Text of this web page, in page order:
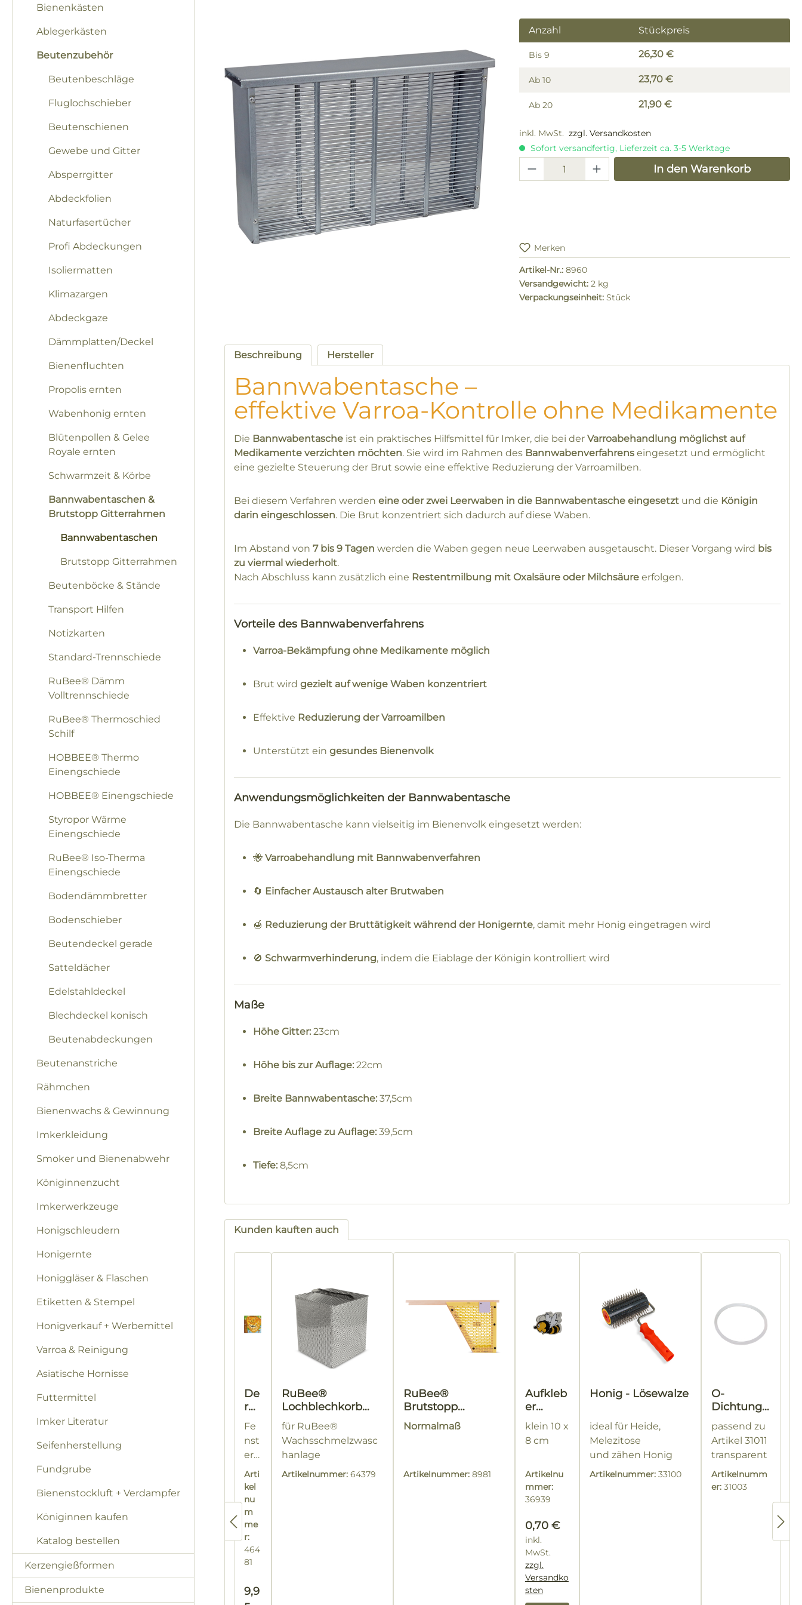
Bienenkästen
Ablegerkästen
Beutenzubehör
Beutenbeschläge
Fluglochschieber
Beutenschienen
Gewebe und Gitter
Absperrgitter
Abdeckfolien
Naturfasertücher
Profi Abdeckungen
Isoliermatten
Klimazargen
Abdeckgaze
Dämmplatten/Deckel
Bienenfluchten
Propolis ernten
Wabenhonig ernten
Blütenpollen & Gelee
Royale ernten
Schwarmzeit & Körbe
Bannwabentaschen &
Brutstopp Gitterrahmen
Bannwabentaschen
Brutstopp Gitterrahmen
Beutenböcke & Stände
Transport Hilfen
Notizkarten
Standard-Trennschiede
RuBee® Dämm
Volltrennschiede
RuBee® Thermoschied
Schilf
HOBBEE® Thermo
Einengschiede
HOBBEE® Einengschiede
Styropor Wärme
Einengschiede
RuBee® Iso-Therma
Einengschiede
Bodendämmbretter
Bodenschieber
Beutendeckel gerade
Satteldächer
Edelstahldeckel
Blechdeckel konisch
Beutenabdeckungen
Beutenanstriche
Rähmchen
Bienenwachs & Gewinnung
Imkerkleidung
Smoker und Bienenabwehr
Königinnenzucht
Imkerwerkzeuge
Honigschleudern
Honigernte
Honiggläser & Flaschen
Etiketten & Stempel
Honigverkauf + Werbemittel
Varroa & Reinigung
Asiatische Hornisse
Futtermittel
Imker Literatur
Seifenherstellung
Fundgrube
Bienenstockluft + Verdampfer
Königinnen kaufen
Katalog bestellen
Kerzengießformen
Bienenprodukte
Anzahl Stückpreis
Bis 9 26,30 €
Ab 10 23,70 €
Ab 20 21,90 €
inkl. MwSt. zzgl. Versandkosten
Sofort versandfertig, Lieferzeit ca. 3-5 Werktage
Produkt Anzahl: Gib denIn den Warenkorb
Merken
Artikel-Nr.: 8960
Versandgewicht: 2 kg
Verpackungseinheit: Stück
Beschreibung Hersteller
Bannwabentasche –
effektive Varroa-Kontrolle ohne Medikamente
Die Bannwabentasche ist ein praktisches Hilfsmittel für Imker, die bei der Varroabehandlung möglichst auf
Medikamente verzichten möchten. Sie wird im Rahmen des Bannwabenverfahrens eingesetzt und ermöglicht
eine gezielte Steuerung der Brut sowie eine effektive Reduzierung der Varroamilben.
Bei diesem Verfahren werden eine oder zwei Leerwaben in die Bannwabentasche eingesetzt und die Königin
darin eingeschlossen. Die Brut konzentriert sich dadurch auf diese Waben.
Im Abstand von 7 bis 9 Tagen werden die Waben gegen neue Leerwaben ausgetauscht. Dieser Vorgang wird bis
zu viermal wiederholt.
Nach Abschluss kann zusätzlich eine Restentmilbung mit Oxalsäure oder Milchsäure erfolgen.
Vorteile des Bannwabenverfahrens
Varroa-Bekämpfung ohne Medikamente möglich
Brut wird gezielt auf wenige Waben konzentriert
Effektive Reduzierung der Varroamilben
Unterstützt ein gesundes Bienenvolk
Anwendungsmöglichkeiten der Bannwabentasche
Die Bannwabentasche kann vielseitig im Bienenvolk eingesetzt werden:
🐝 Varroabehandlung mit Bannwabenverfahren
🔄 Einfacher Austausch alter Brutwaben
🍯 Reduzierung der Bruttätigkeit während der Honigernte, damit mehr Honig eingetragen wird
🚫 Schwarmverhinderung, indem die Eiablage der Königin kontrolliert wird
Maße
Höhe Gitter: 23cm
Höhe bis zur Auflage: 22cm
Breite Bannwabentasche: 37,5cm
Breite Auflage zu Auflage: 39,5cm
Tiefe: 8,5cm
Kunden kauften auch
Produktgalerie überspringen
De
r
Bi
en
en
sto
ck
Fe
nst
erb
uc
h
zu
m
Sta
un
en
d
Ler
For
ma
t
22,
7 x
22,
7 x
cm
Arti
kel
nu
m
me
r:
464
81
Regulärer Preis:
9,9
RuBee®
Lochblechkorb
extra
für RuBee®
Wachsschmelzwasc
hanlage
Artikelnummer: 64379
RuBee®
Brutstopp
Gitterrahmen
Normalmaß
Artikelnummer: 8981
Aufkleb
er
Biene
klein 10 x
8 cm
Artikelnu
mmer:
36939
Regulärer Preis:
0,70 €
inkl.
MwSt.
zzgl.
Versandko
sten
Honig - Lösewalze
ideal für Heide,
Melezitose
und zähen Honig
Artikelnummer: 33100
O-
Dichtung
transparen
t für
Quetschm
ündung
passend
zu Artikel
passend zu
Artikel 31011
transparent
Artikelnumm
er: 31003